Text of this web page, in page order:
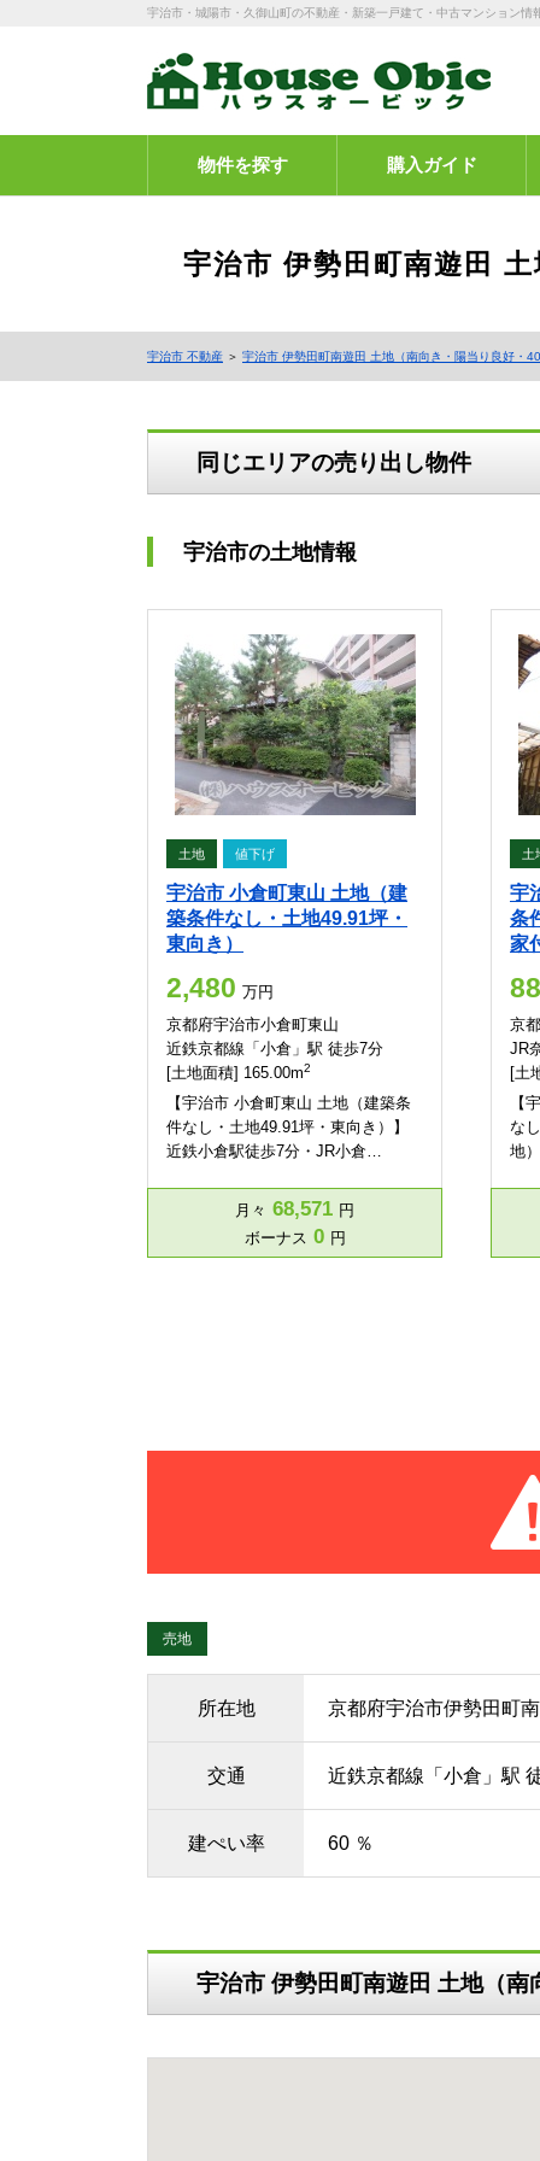
宇治市・城陽市・久御山町の不動産・新築一戸建て・中古マンション情
物件を探す 購入ガイド
宇治市 伊勢田町南遊田
宇治市 不動産 ＞ 宇治市 伊勢田町南遊田 土地（南向き・陽当り良好・
同じエリアの売り出し物件
宇治市の土地情報
土地 値下げ
宇治市 小倉町東山 土地（建
築条件なし・土地49.91坪・
東向き）
2,480 万円
京都府宇治市小倉町東山
近鉄京都線「小倉」駅 徒歩7分
[土地面積] 165.00m2
【宇治市 小倉町東山 土地（建築条
件なし・土地49.91坪・東向き）】
近鉄小倉駅徒歩7分・JR小倉…
月々 68,571 円
ボーナス 0 円
土
宇
条
家
京
JR
[土
【
な
地
売地
所在地 京都府宇治市伊勢田町
交通 近鉄京都線「小倉」駅
建ぺい率 60 ％
宇治市 伊勢田町南遊田 土地（